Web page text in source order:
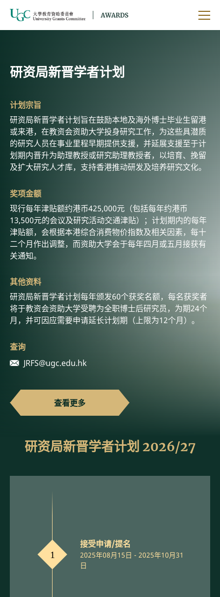
开
研资局新晋学者计划
计划宗旨
研资局新晋学者计划旨在鼓励本地及海外博士毕业生留港
或来港，在教资会资助大学投身研究工作，为这些具潜质
的研究人员在事业里程早期提供支援，并延展支援至于计
划期内晋升为助理教授或研究助理教授者，以培育、挽留
及扩大研究人才库，支持香港推动研发及培养研究文化。
奖项金额
现行每年津贴额约港币425,000元（包括每年约港币
13,500元的会议及研究活动交通津贴）；计划期内的每年
津贴额，会根据本港综合消费物价指数及相关因素，每十
二个月作出调整，而资助大学会于每年四月或五月接获有
关通知。
其他资料
研资局新晋学者计划每年颁发60个获奖名额，每名获奖者
将于教资会资助大学受聘为全职博士后研究员，为期24个
月，并可因应需要申请延长计划期（上限为12个月）。
查询
JRFS@ugc.edu.hk
查看更多
研资局新晋学者计划 2026/27
1
接受申请/提名
2025年08月15日 - 2025年10月31
日